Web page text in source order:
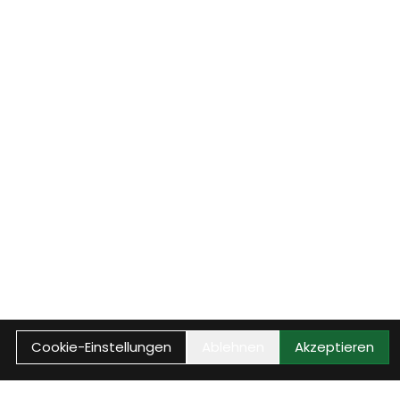
Cookie-Einstellungen Akzeptieren